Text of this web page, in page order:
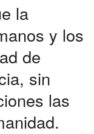
la
y los
de
sin
las